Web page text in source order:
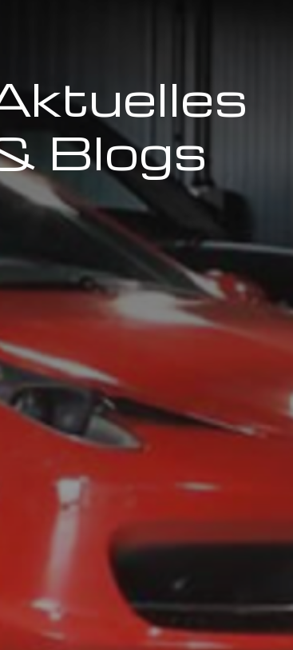
Aktuelles
& Blogs